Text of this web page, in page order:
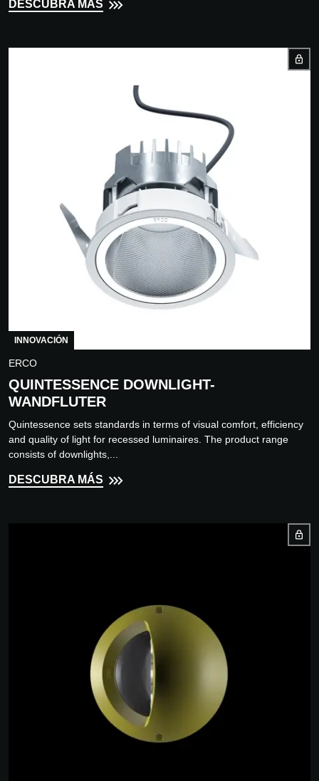
DESCUBRA MÁS
INNOVACIÓN
ERCO
QUINTESSENCE DOWNLIGHT-
WANDFLUTER
Quintessence sets standards in terms of visual comfort, efficiency
and quality of light for recessed luminaires. The product range
consists of downlights,...
DESCUBRA MÁS